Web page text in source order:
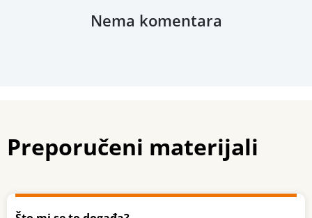
Nema komentara
Preporučeni materijali